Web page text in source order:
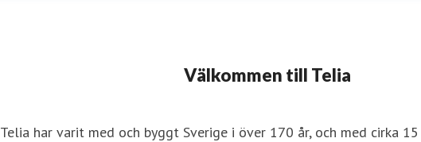
Välkommen till Telia
Telia har varit med och byggt Sverige i över 170 år, och med cirka